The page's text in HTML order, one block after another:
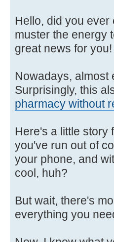
Hello, did you
muster the energy
great news for you!
Nowadays, almost
Surprisingly, this
pharmacy without
Here's a little story
you've run out of
your phone, and
cool, huh?
But wait, there's
everything you